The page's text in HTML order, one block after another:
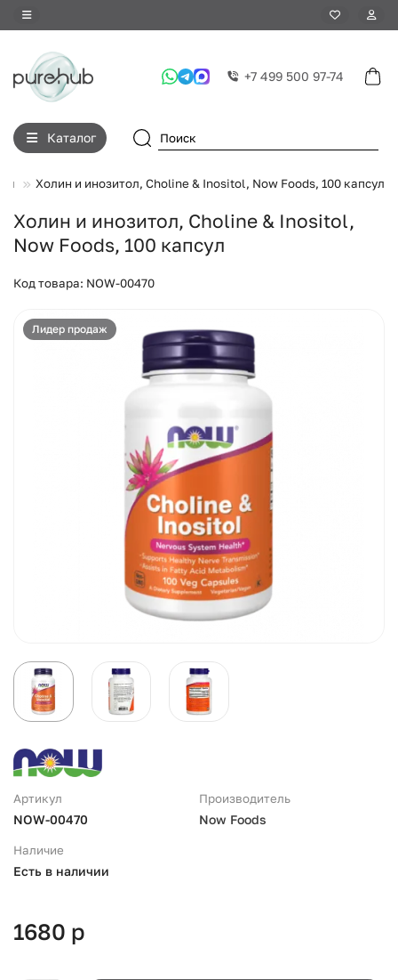
+7 499 500 97-74
Каталог
Холин и инозитол, Choline & Inositol, Now Foods, 100 капсул
Холин и инозитол, Choline & Inositol,
Now Foods, 100 капсул
Код товара: NOW-00470
Лидер продаж
Артикул
NOW-00470
Производитель
Now Foods
Наличие
Есть в наличии
1680 р